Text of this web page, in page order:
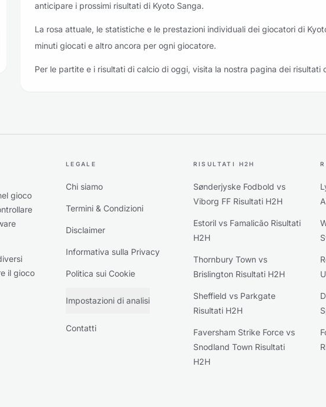
ai preferiti: Yokohama F. Marinos vs Kyoto Sanga
anticipare i prossimi risultati di Kyoto Sanga.
La rosa attuale, le statistiche e le prestazioni individuali dei giocatori di
minuti giocati e altro ancora per ogni giocatore.
Per le partite e i risultati di calcio di oggi, visita la nostra pagina dei risultati
gioco
il gioco
LEGALE
Chi siamo
Termini & Condizioni
Disclaimer
Informativa sulla Privacy
Politica sui Cookie
Impostazioni di analisi
Contatti
RISULTATI H2H
Sønderjyske Fodbold vs
Viborg FF Risultati H2H
Estoril vs Famalicão Risultati
H2H
Thornbury Town vs
Brislington Risultati H2H
Sheffield vs Parkgate
Risultati H2H
Faversham Strike Force vs
Snodland Town Risultati
H2H